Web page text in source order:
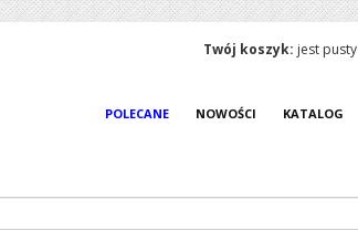
Twój koszyk: jest pusty
POLECANE NOWOŚCI KATALOG